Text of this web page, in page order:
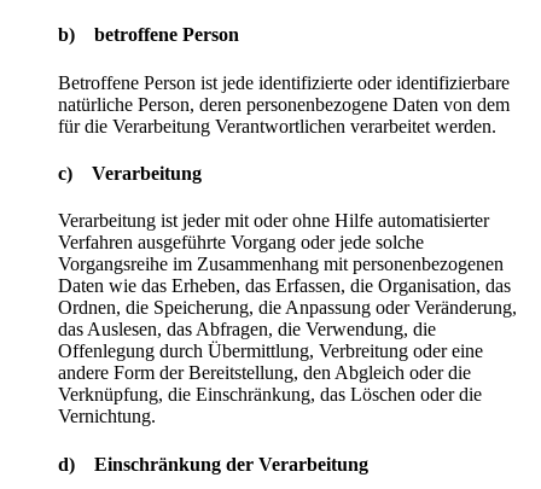
b) betroffene Person
Betroffene Person ist jede identifizierte oder identifizierbare
natürliche Person, deren personenbezogene Daten von dem
für die Verarbeitung Verantwortlichen verarbeitet werden.
c) Verarbeitung
Verarbeitung ist jeder mit oder ohne Hilfe automatisierter
Verfahren ausgeführte Vorgang oder jede solche
Vorgangsreihe im Zusammenhang mit personenbezogenen
Daten wie das Erheben, das Erfassen, die Organisation, das
Ordnen, die Speicherung, die Anpassung oder Veränderung,
das Auslesen, das Abfragen, die Verwendung, die
Offenlegung durch Übermittlung, Verbreitung oder eine
andere Form der Bereitstellung, den Abgleich oder die
Verknüpfung, die Einschränkung, das Löschen oder die
Vernichtung.
d) Einschränkung der Verarbeitung